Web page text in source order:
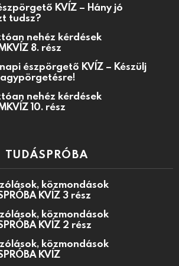
KVÍZ – Hány jó
tudsz?
nehéz kérdések
8. rész
észpörgető KVÍZ – Készülj
nehéz kérdések
10. rész
TUDÁSPRÓBA
közmondások
KVÍZ 3 rész
közmondások
KVÍZ 2 rész
közmondások
KVÍZ